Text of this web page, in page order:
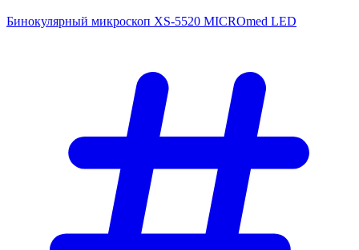
Бинокулярный микроскоп XS-5520 MICROmed LED